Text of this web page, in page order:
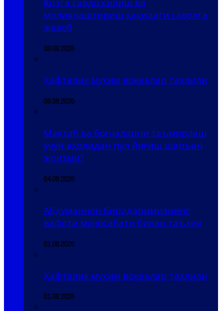
молиялаштириш ҳақидаги саволга
жавоб
09.08.2026
Ҳафталик муҳим воқеалар таҳлили
08.08.2026
Мактаб ва боғчаларни таъмирлаш
учун аҳолидан пул йиғиш шаръан
жоизми?
04.08.2026
Абдуманнон биродаримизнинг
вафоти муносабати билан таъзия
01.08.2026
Ҳафталик муҳим воқеалар таҳлили
01.08.2026